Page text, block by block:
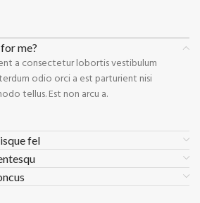
me?
a consectetur lobortis vestibulum
odio orci a est parturient nisi
tellus. Est non arcu a.
fel